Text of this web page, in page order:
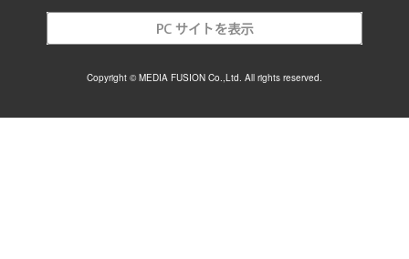
Copyright © MEDIA FUSION Co.,Ltd. All rights reserved.